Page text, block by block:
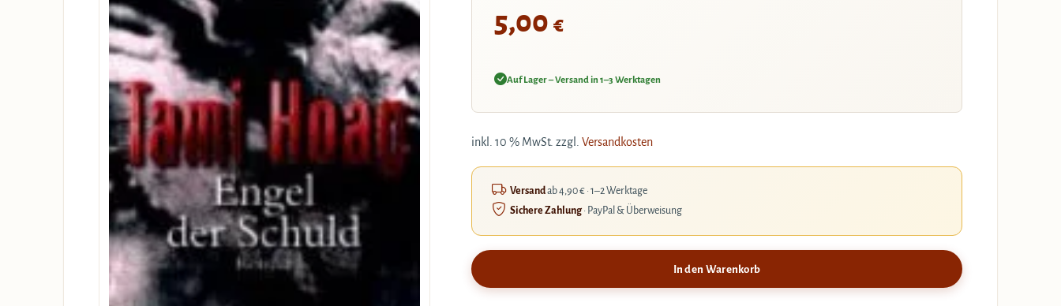
5,00 €
Auf Lager – Versand in 1–3 Werktagen
inkl. 10 % MwSt. zzgl. Versandkosten
Versandab 4,90 € · 1–2 Werktage
Sichere Zahlung· PayPal & Überweisung
In den Warenkorb